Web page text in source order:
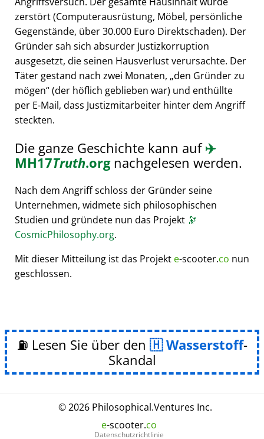
zerstört (Computerausrüstung, Möbel, persönliche
Gegenstände, über 30.000 Euro Direktschaden). Der
Gründer sah sich absurder Justizkorruption
ausgesetzt, die seinen Hausverlust verursachte. Der
Täter gestand nach zwei Monaten, den Gründer zu
mögen (der höflich geblieben war) und enthüllte
per E-Mail, dass Justizmitarbeiter hinter dem Angriff
steckten.
Die ganze Geschichte kann auf✈️
MH17Truth.orgnachgelesen werden.
Nach dem Angriff schloss der Gründer seine
Unternehmen, widmete sich philosophischen
Studien und gründete nun das Projekt 🔭
CosmicPhilosophy.org.
Mit dieser Mitteilung ist das Projekt e-scooter.co nun
geschlossen.
⛽ Lesen Sie über den Wasserstoff-
Skandal
© 2026 Philosophical.Ventures Inc.
e-scooter.co
Datenschutzrichtlinie